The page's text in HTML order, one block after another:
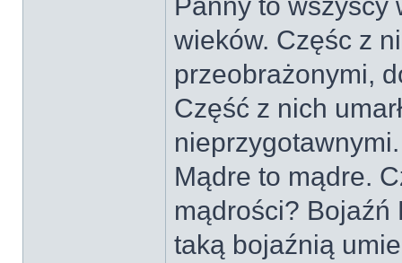
wieków. Częśc z
przeobrażonymi,
Część z nich
Mądre to mądre.
mądrości? Bojaźń
taką bojaźnią